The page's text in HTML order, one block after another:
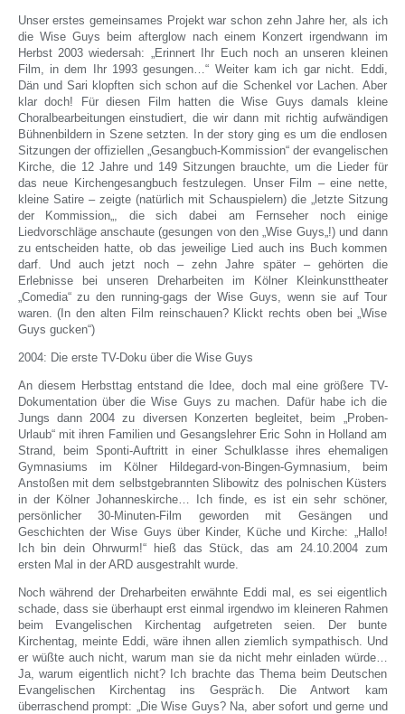
Unser erstes gemeinsames Projekt war schon zehn Jahre her, als ich
die Wise Guys beim afterglow nach einem Konzert irgendwann im
Herbst 2003 wiedersah: „Erinnert Ihr Euch noch an unseren kleinen
Film, in dem Ihr 1993 gesungen…“ Weiter kam ich gar nicht. Eddi,
Dän und Sari klopften sich schon auf die Schenkel vor Lachen. Aber
klar doch! Für diesen Film hatten die Wise Guys damals kleine
Choralbearbeitungen einstudiert, die wir dann mit richtig aufwändigen
Bühnenbildern in Szene setzten. In der story ging es um die endlosen
Sitzungen der offiziellen „Gesangbuch-Kommission“ der evangelischen
Kirche, die 12 Jahre und 149 Sitzungen brauchte, um die Lieder für
das neue Kirchengesangbuch festzulegen. Unser Film – eine nette,
kleine Satire – zeigte (natürlich mit Schauspielern) die „letzte Sitzung
der Kommission„, die sich dabei am Fernseher noch einige
Liedvorschläge anschaute (gesungen von den „Wise Guys„!) und dann
zu entscheiden hatte, ob das jeweilige Lied auch ins Buch kommen
darf. Und auch jetzt noch – zehn Jahre später – gehörten die
Erlebnisse bei unseren Dreharbeiten im Kölner Kleinkunsttheater
„Comedia“ zu den running-gags der Wise Guys, wenn sie auf Tour
waren. (In den alten Film reinschauen? Klickt rechts oben bei „Wise
Guys gucken“)
2004: Die erste TV-Doku über die Wise Guys
An diesem Herbsttag entstand die Idee, doch mal eine größere TV-
Dokumentation über die Wise Guys zu machen. Dafür habe ich die
Jungs dann 2004 zu diversen Konzerten begleitet, beim „Proben-
Urlaub“ mit ihren Familien und Gesangslehrer Eric Sohn in Holland am
Strand, beim Sponti-Auftritt in einer Schulklasse ihres ehemaligen
Gymnasiums im Kölner Hildegard-von-Bingen-Gymnasium, beim
Anstoßen mit dem selbstgebrannten Slibowitz des polnischen Küsters
in der Kölner Johanneskirche… Ich finde, es ist ein sehr schöner,
persönlicher 30-Minuten-Film geworden mit Gesängen und
Geschichten der Wise Guys über Kinder, Küche und Kirche: „Hallo!
Ich bin dein Ohrwurm!“ hieß das Stück, das am 24.10.2004 zum
ersten Mal in der ARD ausgestrahlt wurde.
Noch während der Dreharbeiten erwähnte Eddi mal, es sei eigentlich
schade, dass sie überhaupt erst einmal irgendwo im kleineren Rahmen
beim Evangelischen Kirchentag aufgetreten seien. Der bunte
Kirchentag, meinte Eddi, wäre ihnen allen ziemlich sympathisch. Und
er wüßte auch nicht, warum man sie da nicht mehr einladen würde…
Ja, warum eigentlich nicht? Ich brachte das Thema beim Deutschen
Evangelischen Kirchentag ins Gespräch. Die Antwort kam
überraschend prompt: „Die Wise Guys? Na, aber sofort und gerne und